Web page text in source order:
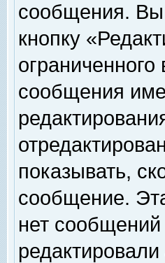
сообщения. Вы
кнопку
сообщения
показывать,
сообщение.
нет